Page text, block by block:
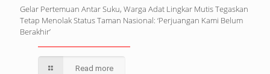
Gelar Pertemuan Antar Suku, Warga Adat Lingkar Mutis Tegaskan
Tetap Menolak Status Taman Nasional: ‘Perjuangan Kami Belum
Berakhir’
Read more